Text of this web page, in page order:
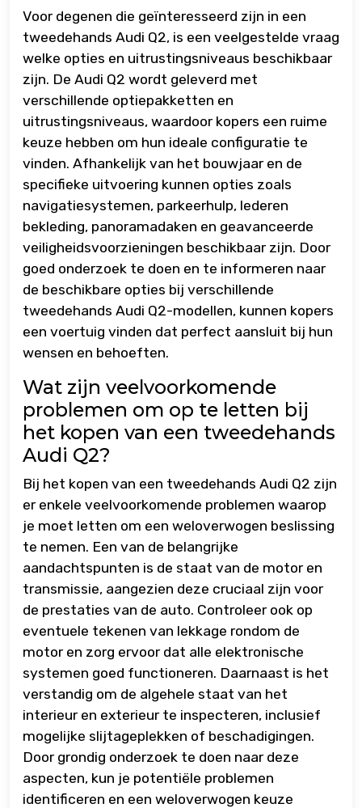
Voor degenen die geïnteresseerd zijn in een
tweedehands Audi Q2, is een veelgestelde vraag
welke opties en uitrustingsniveaus beschikbaar
zijn. De Audi Q2 wordt geleverd met
verschillende optiepakketten en
uitrustingsniveaus, waardoor kopers een ruime
keuze hebben om hun ideale configuratie te
vinden. Afhankelijk van het bouwjaar en de
specifieke uitvoering kunnen opties zoals
navigatiesystemen, parkeerhulp, lederen
bekleding, panoramadaken en geavanceerde
veiligheidsvoorzieningen beschikbaar zijn. Door
goed onderzoek te doen en te informeren naar
de beschikbare opties bij verschillende
tweedehands Audi Q2-modellen, kunnen kopers
een voertuig vinden dat perfect aansluit bij hun
wensen en behoeften.
Wat zijn veelvoorkomende
problemen om op te letten bij
het kopen van een tweedehands
Audi Q2?
Bij het kopen van een tweedehands Audi Q2 zijn
er enkele veelvoorkomende problemen waarop
je moet letten om een weloverwogen beslissing
te nemen. Een van de belangrijke
aandachtspunten is de staat van de motor en
transmissie, aangezien deze cruciaal zijn voor
de prestaties van de auto. Controleer ook op
eventuele tekenen van lekkage rondom de
motor en zorg ervoor dat alle elektronische
systemen goed functioneren. Daarnaast is het
verstandig om de algehele staat van het
interieur en exterieur te inspecteren, inclusief
mogelijke slijtageplekken of beschadigingen.
Door grondig onderzoek te doen naar deze
aspecten, kun je potentiële problemen
identificeren en een weloverwogen keuze